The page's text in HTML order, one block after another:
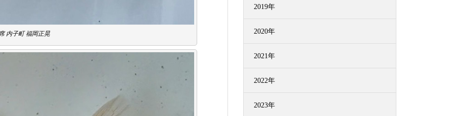
内子町 福岡正晃
2019年
2020年
2021年
2022年
2023年